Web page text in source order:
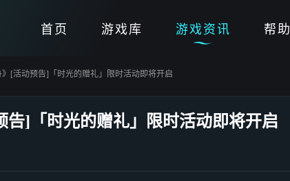
首页 游戏库 游戏资讯 帮助
》[活动预告]「时光的赠礼」限时活动即将开启
告]「时光的赠礼」限时活动即将开启